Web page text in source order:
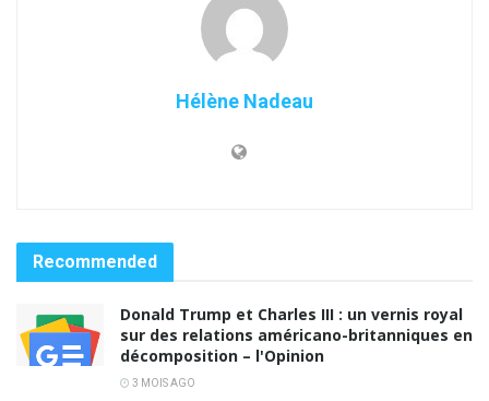
Hélène Nadeau
Recommended
Donald Trump et Charles III : un vernis royal
sur des relations américano-britanniques en
décomposition – l'Opinion
3 MOIS AGO